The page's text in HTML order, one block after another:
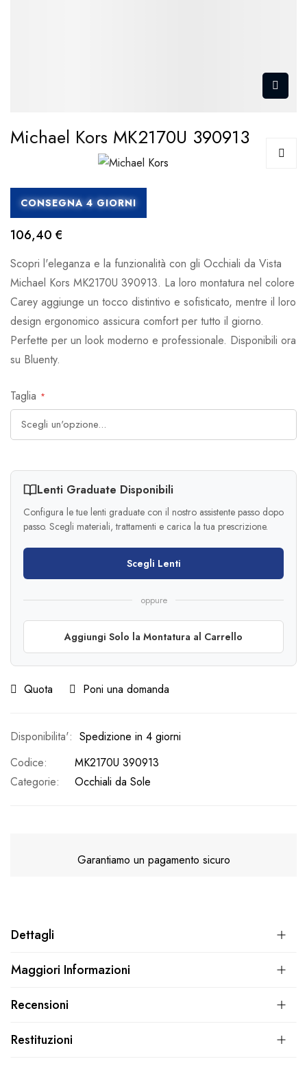
Michael Kors MK2170U 390913
CONSEGNA 4 GIORNI
106,40 €
Scopri l'eleganza e la funzionalità con gli Occhiali da Vista
Michael Kors MK2170U 390913. La loro montatura nel colore
Carey aggiunge un tocco distintivo e sofisticato, mentre il loro
design ergonomico assicura comfort per tutto il giorno.
Perfette per un look moderno e professionale. Disponibili ora
su Bluenty.
Taglia
Lenti Graduate Disponibili
Configura le tue lenti graduate con il nostro assistente passo dopo
passo. Scegli materiali, trattamenti e carica la tua prescrizione.
Scegli Lenti
oppure
Aggiungi Solo la Montatura al Carrello
Quota Poni una domanda
Spedizione in 4 giorni
Codice
MK2170U 390913
Categorie:
Occhiali da Sole
Garantiamo un pagamento sicuro
Dettagli
Maggiori Informazioni
Recensioni
Restituzioni